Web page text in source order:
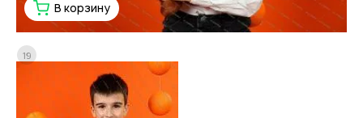
В корзину
19